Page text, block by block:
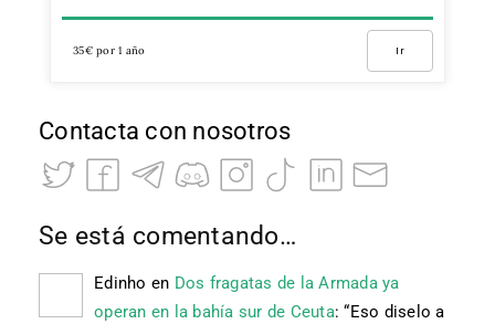
35€ por 1 año Ir
Contacta con nosotros
Se está comentando…
Edinho en Dos fragatas de la Armada ya
operan en la bahía sur de Ceuta: “Eso diselo a